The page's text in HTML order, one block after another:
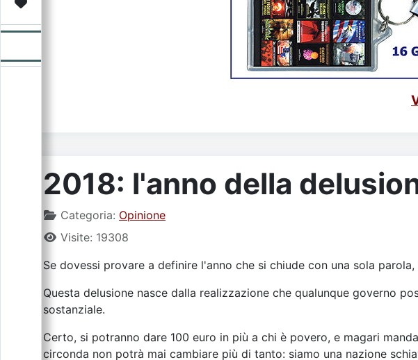
2018: l'anno della
Categoria: Opinione
Visite: 19308
Se dovessi provare a definire l'anno che si chiude con una sola
Questa delusione nasce dalla realizzazione che qualunque governo
sostanziale.
Certo, si potranno dare 100 euro in più a chi è povero, e magari
circonda non potrà mai cambiare più di tanto: siamo una nazione